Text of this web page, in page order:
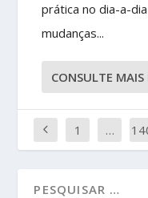
prática no dia-a-
mudanças...
CONSULTE
1 …